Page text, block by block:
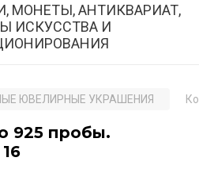
МОНЕТЫ, АНТИКВАРИАТ,
ИСКУССТВА И
ЮВЕЛИРНЫЕ УКРАШЕНИЯ
925 пробы.